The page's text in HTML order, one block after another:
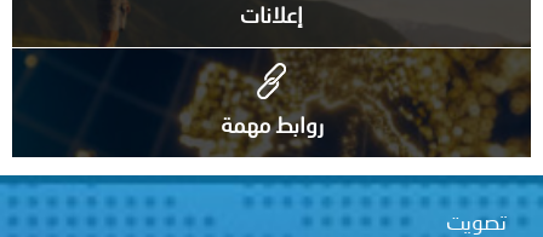
إعلانات
روابط مهمة
تصويت